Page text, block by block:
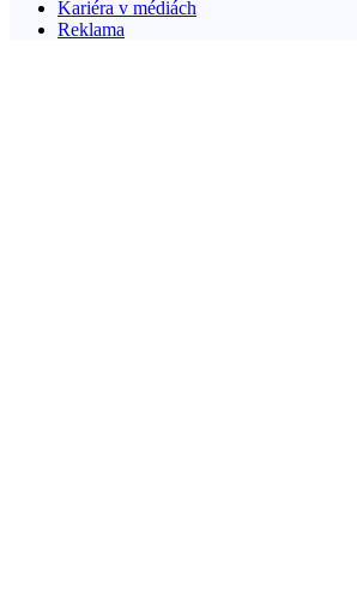
Kariéra v médiách
Reklama